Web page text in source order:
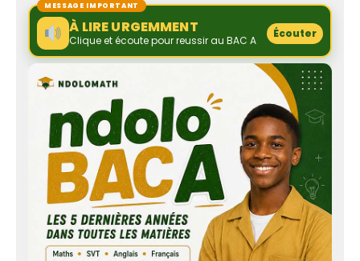
MESSAGE IMPORTANT
À LIRE URGEMMENT
Clique et écoute pour reussir au BAC A
Écouter